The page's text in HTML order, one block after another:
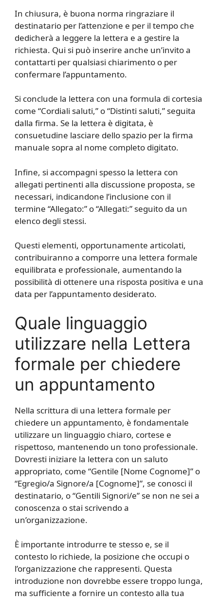
In chiusura, è buona norma ringraziare il
destinatario per l’attenzione e per il tempo che
dedicherà a leggere la lettera e a gestire la
richiesta. Qui si può inserire anche un’invito a
contattarti per qualsiasi chiarimento o per
confermare l’appuntamento.
Si conclude la lettera con una formula di cortesia
come “Cordiali saluti,” o “Distinti saluti,” seguita
dalla firma. Se la lettera è digitata, è
consuetudine lasciare dello spazio per la firma
manuale sopra al nome completo digitato.
Infine, si accompagni spesso la lettera con
allegati pertinenti alla discussione proposta, se
necessari, indicandone l’inclusione con il
termine “Allegato:” o “Allegati:” seguito da un
elenco degli stessi.
Questi elementi, opportunamente articolati,
contribuiranno a comporre una lettera formale
equilibrata e professionale, aumentando la
possibilità di ottenere una risposta positiva e una
data per l’appuntamento desiderato.
Quale linguaggio
utilizzare nella Lettera
formale per chiedere
un appuntamento
Nella scrittura di una lettera formale per
chiedere un appuntamento, è fondamentale
utilizzare un linguaggio chiaro, cortese e
rispettoso, mantenendo un tono professionale.
Dovresti iniziare la lettera con un saluto
appropriato, come “Gentile [Nome Cognome]” o
“Egregio/a Signore/a [Cognome]”, se conosci il
destinatario, o “Gentili Signori/e” se non ne sei a
conoscenza o stai scrivendo a
un’organizzazione.
È importante introdurre te stesso e, se il
contesto lo richiede, la posizione che occupi o
l’organizzazione che rappresenti. Questa
introduzione non dovrebbe essere troppo lunga,
ma sufficiente a fornire un contesto alla tua